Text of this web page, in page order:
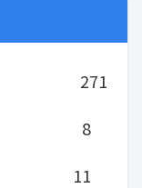
271
8
11